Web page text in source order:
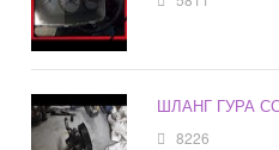
ШЛАНГ ГУРА
8226